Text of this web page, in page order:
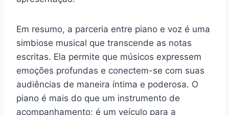
Em resumo, a parceria entre piano e voz é uma
simbiose musical que transcende as notas
escritas. Ela permite que músicos expressem
emoções profundas e conectem-se com suas
audiências de maneira íntima e poderosa. O
piano é mais do que um instrumento de
acompanhamento; é um veículo para a